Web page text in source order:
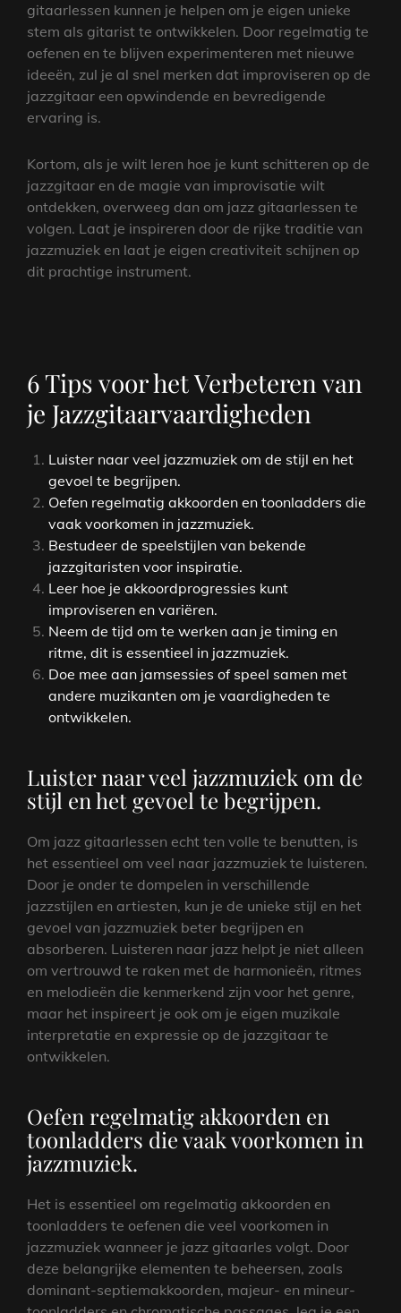
gitaarlessen kunnen je helpen om je eigen unieke
stem als gitarist te ontwikkelen. Door regelmatig te
oefenen en te blijven experimenteren met nieuwe
ideeën, zul je al snel merken dat improviseren op de
jazzgitaar een opwindende en bevredigende
ervaring is.
Kortom, als je wilt leren hoe je kunt schitteren op de
jazzgitaar en de magie van improvisatie wilt
ontdekken, overweeg dan om jazz gitaarlessen te
volgen. Laat je inspireren door de rijke traditie van
jazzmuziek en laat je eigen creativiteit schijnen op
dit prachtige instrument.
6 Tips voor het Verbeteren van
je Jazzgitaarvaardigheden
Luister naar veel jazzmuziek om de stijl en het
gevoel te begrijpen.
Oefen regelmatig akkoorden en toonladders die
vaak voorkomen in jazzmuziek.
Bestudeer de speelstijlen van bekende
jazzgitaristen voor inspiratie.
Leer hoe je akkoordprogressies kunt
improviseren en variëren.
Neem de tijd om te werken aan je timing en
ritme, dit is essentieel in jazzmuziek.
Doe mee aan jamsessies of speel samen met
andere muzikanten om je vaardigheden te
ontwikkelen.
Luister naar veel jazzmuziek om de
stijl en het gevoel te begrijpen.
Om jazz gitaarlessen echt ten volle te benutten, is
het essentieel om veel naar jazzmuziek te luisteren.
Door je onder te dompelen in verschillende
jazzstijlen en artiesten, kun je de unieke stijl en het
gevoel van jazzmuziek beter begrijpen en
absorberen. Luisteren naar jazz helpt je niet alleen
om vertrouwd te raken met de harmonieën, ritmes
en melodieën die kenmerkend zijn voor het genre,
maar het inspireert je ook om je eigen muzikale
interpretatie en expressie op de jazzgitaar te
ontwikkelen.
Oefen regelmatig akkoorden en
toonladders die vaak voorkomen in
jazzmuziek.
Het is essentieel om regelmatig akkoorden en
toonladders te oefenen die veel voorkomen in
jazzmuziek wanneer je jazz gitaarles volgt. Door
deze belangrijke elementen te beheersen, zoals
dominant-septiemakkoorden, majeur- en mineur-